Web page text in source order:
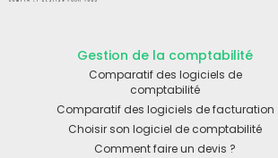
Gestion de la comptabilité
Comparatif des logiciels de
comptabilité
Comparatif des logiciels de facturation
Choisir son logiciel de comptabilité
Comment faire un devis ?